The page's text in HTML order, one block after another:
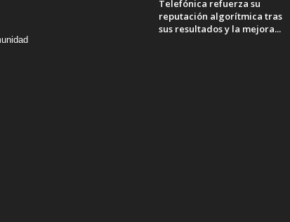
Telefónica refuerza su
reputación algorítmica tras
sus resultados y la mejora...